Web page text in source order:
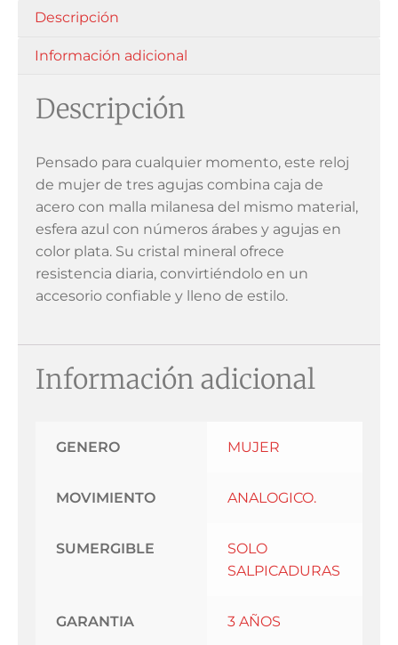
Descripción
Información adicional
Descripción
Pensado para cualquier momento, este reloj
de mujer de tres agujas combina caja de
acero con malla milanesa del mismo material,
esfera azul con números árabes y agujas en
color plata. Su cristal mineral ofrece
resistencia diaria, convirtiéndolo en un
accesorio confiable y lleno de estilo.
Información adicional
GENERO MUJER
MOVIMIENTO ANALOGICO.
SUMERGIBLE
SOLO
SALPICADURAS
GARANTIA 3 AÑOS